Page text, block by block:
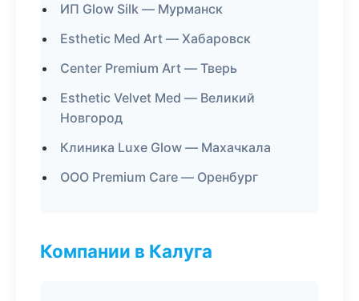
ИП Glow Silk — Мурманск
Esthetic Med Art — Хабаровск
Center Premium Art — Тверь
Esthetic Velvet Med — Великий
Новгород
Клиника Luxe Glow — Махачкала
ООО Premium Care — Оренбург
Компании в Калуга